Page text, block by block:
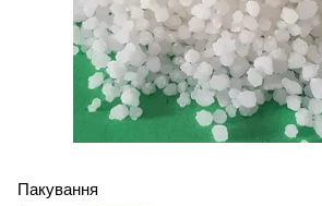
Пакування